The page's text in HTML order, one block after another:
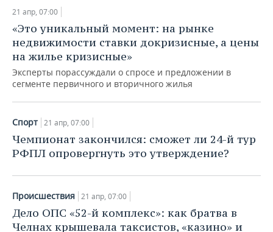
21 апр, 07:00
«Это уникальный момент: на рынке
недвижимости ставки докризисные, а цены
на жилье кризисные»
Эксперты порассуждали о спросе и предложении в
сегменте первичного и вторичного жилья
Спорт 21 апр, 07:00
Чемпионат закончился: сможет ли 24-й тур
РФПЛ опровергнуть это утверждение?
Происшествия 21 апр, 07:00
Дело ОПС «52-й комплекс»: как братва в
Челнах крышевала таксистов, «казино» и